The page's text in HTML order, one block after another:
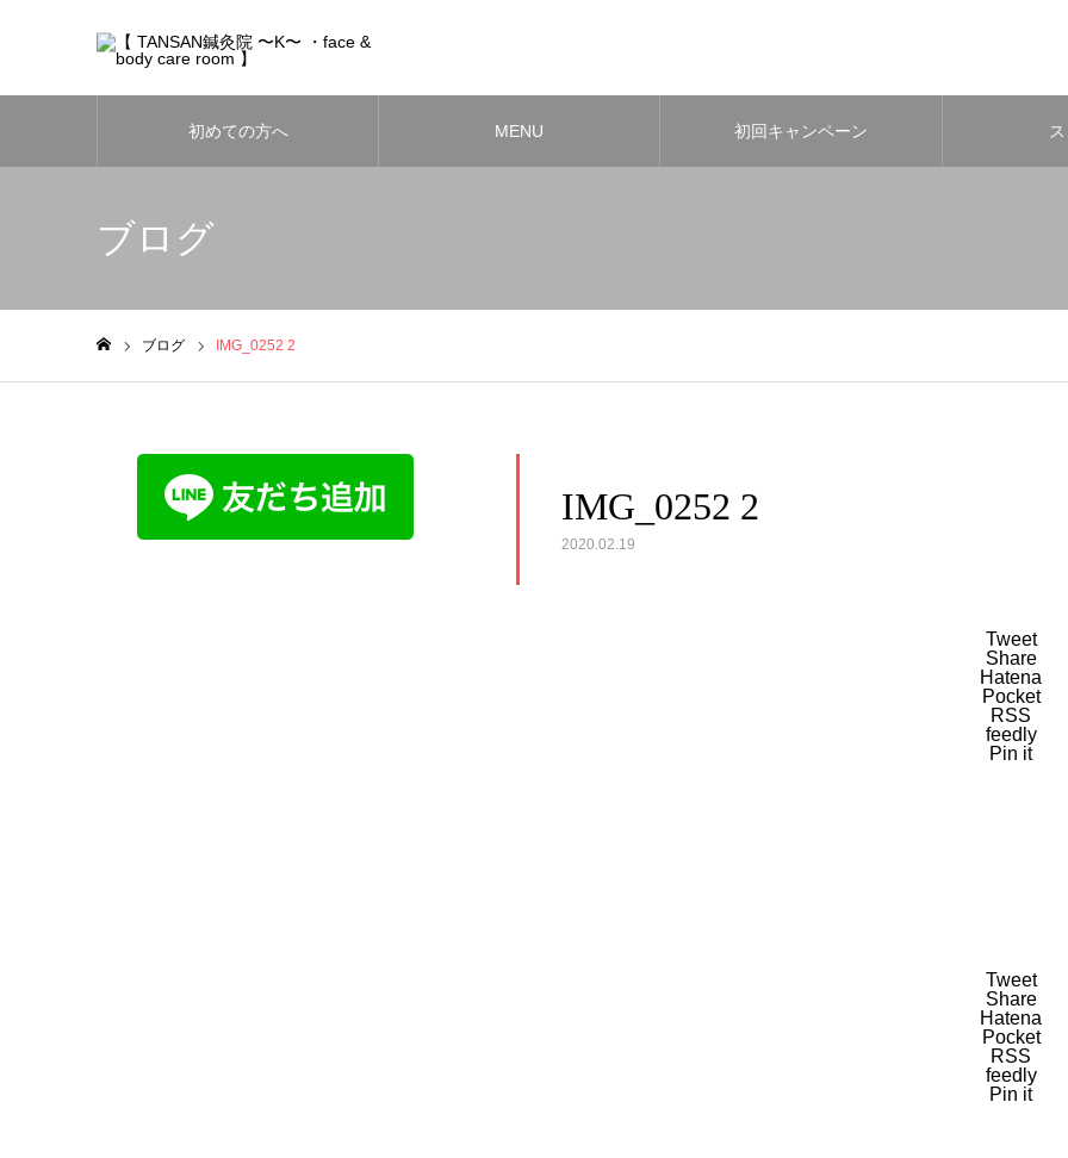
初めての方へ MENU 初回キャンペーン
ブログ
ブログ IMG_0252 2
IMG_0252 2
2020.02.19
Tweet
Share
Hatena
Pocket
RSS
feedly
Pin it
Tweet
Share
Hatena
Pocket
RSS
feedly
Pin it